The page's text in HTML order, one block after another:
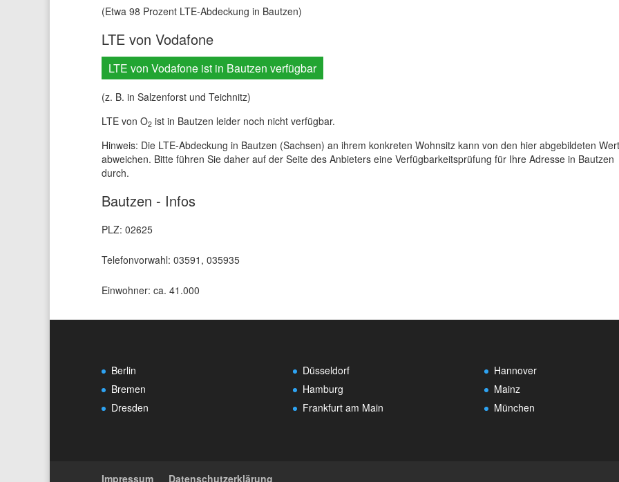
(Etwa 98 Prozent LTE-Abdeckung in Bautzen)
LTE von Vodafone
LTE von Vodafone ist in Bautzen verfügbar
(z. B. in Salzenforst und Teichnitz)
LTE von O2 ist in Bautzen leider noch nicht verfügbar.
Hinweis: Die LTE-Abdeckung in Bautzen (Sachsen) an ihrem konkreten Wohnsitz kann von den hier abgebildeten
abweichen. Bitte führen Sie daher auf der Seite des Anbieters eine Verfügbarkeitsprüfung für Ihre Adresse in Bautzen
durch.
Bautzen - Infos
PLZ: 02625
Telefonvorwahl: 03591, 035935
Einwohner: ca. 41.000
Berlin
Bremen
Dresden
Düsseldorf
Hamburg
Frankfurt am Main
Hannover
Mainz
München
Impressum Datenschutzerklärung